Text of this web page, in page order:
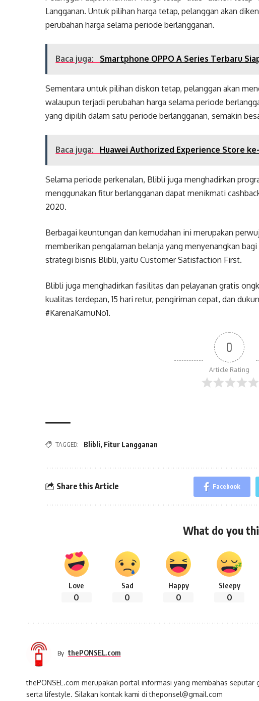
Langganan. Untuk pilihan harga tetap, pelanggan akan
perubahan harga selama periode berlangganan.
Baca juga: Smartphone OPPO A Series Terbaru
Sementara untuk pilihan diskon tetap, pelanggan akan
walaupun terjadi perubahan harga selama periode
yang dipilih dalam satu periode berlangganan, semakin
Baca juga: Huawei Authorized Experience Store
Selama periode perkenalan, Blibli juga menghadirkan
menggunakan fitur berlangganan dapat menikmati
2020.
Berbagai keuntungan dan kemudahan ini merupakan
memberikan pengalaman belanja yang menyenangkan
strategi bisnis Blibli, yaitu Customer Satisfaction First.
Blibli juga menghadirkan fasilitas dan pelayanan gratis
kualitas terdepan, 15 hari retur, pengiriman cepat, dan
#KarenaKamuNo1.
0
Article Rating
TAGGED: Blibli, Fitur Langganan
Share this Article Facebook
What do you
Love
0
Sad
0
Happy
0
Sleepy
0
By thePONSEL.com
thePONSEL.com merupakan portal informasi yang membahas
serta lifestyle. Silakan kontak kami di theponsel@gmail.com